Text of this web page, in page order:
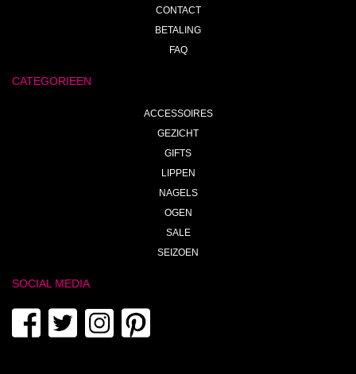
CONTACT
BETALING
FAQ
CATEGORIEEN
ACCESSOIRES
GEZICHT
GIFTS
LIPPEN
NAGELS
OGEN
SALE
SEIZOEN
SOCIAL MEDIA